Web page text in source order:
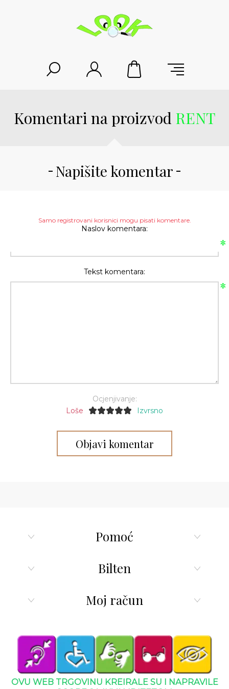
Komentari na proizvod RENT
Napišite komentar
Samo registrovani korisnici mogu pisati komentare.
Naslov komentara:
*
Tekst komentara:
*
Ocjenjivanje:
Loše
Izvrsno
Objavi komentar
Pomoć
Bilten
Moj račun
OVU WEB TRGOVINU KREIRALE SU I NAPRAVILE